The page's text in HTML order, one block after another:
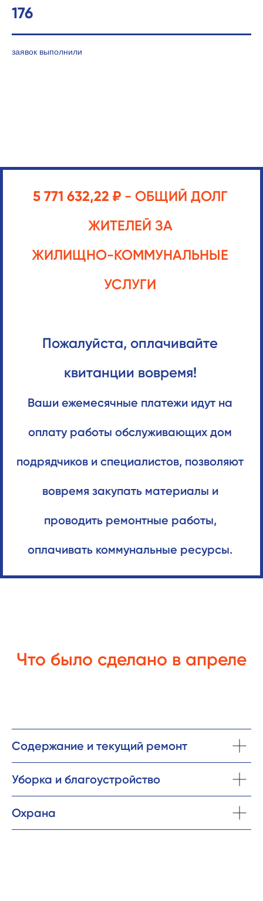
176
заявок выполнили
5 771 632,22 ₽ - ОБЩИЙ ДОЛГ
ЖИТЕЛЕЙ ЗА
ЖИЛИЩНО-КОММУНАЛЬНЫЕ
УСЛУГИ
Пожалуйста, оплачивайте
квитанции вовремя!
Ваши ежемесячные платежи идут на
оплату работы обслуживающих дом
подрядчиков и специалистов, позволяют
вовремя закупать материалы и
проводить ремонтные работы,
оплачивать коммунальные ресурсы.
Что было сделано в апреле
Содержание и текущий ремонт
Уборка и благоустройство
Охрана